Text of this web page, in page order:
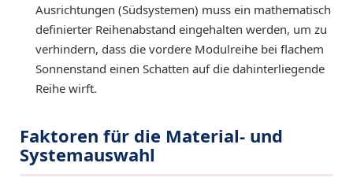
Ausrichtungen (Südsystemen) muss ein mathematisch
definierter Reihenabstand eingehalten werden, um zu
verhindern, dass die vordere Modulreihe bei flachem
Sonnenstand einen Schatten auf die dahinterliegende
Reihe wirft.
Faktoren für die Material- und
Systemauswahl